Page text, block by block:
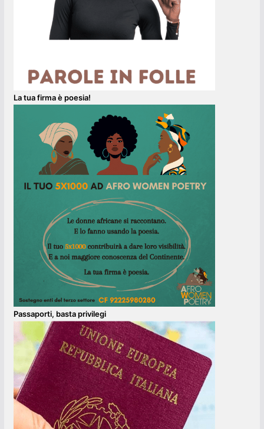
La tua firma è poesia!
Passaporti, basta privilegi